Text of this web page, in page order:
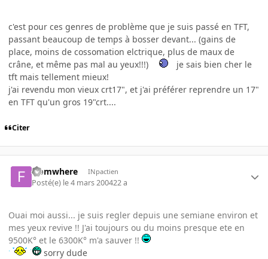
c'est pour ces genres de problème que je suis passé en TFT,
passant beaucoup de temps à bosser devant... (gains de
place, moins de cossomation elctrique, plus de maux de
crâne, et même pas mal au yeux!!!)
je sais bien cher le
tft mais tellement mieux!
j'ai revendu mon vieux crt17", et j'ai préférer reprendre un 17"
en TFT qu'un gros 19"crt....
Citer
fromwhere INpactien
Posté(e) le 4 mars 200422 a
Ouai moi aussi... je suis regler depuis une semiane environ et
mes yeux revive !! J'ai toujours ou du moins presque ete en
9500K° et le 6300K° m'a sauver !!
sorry dude